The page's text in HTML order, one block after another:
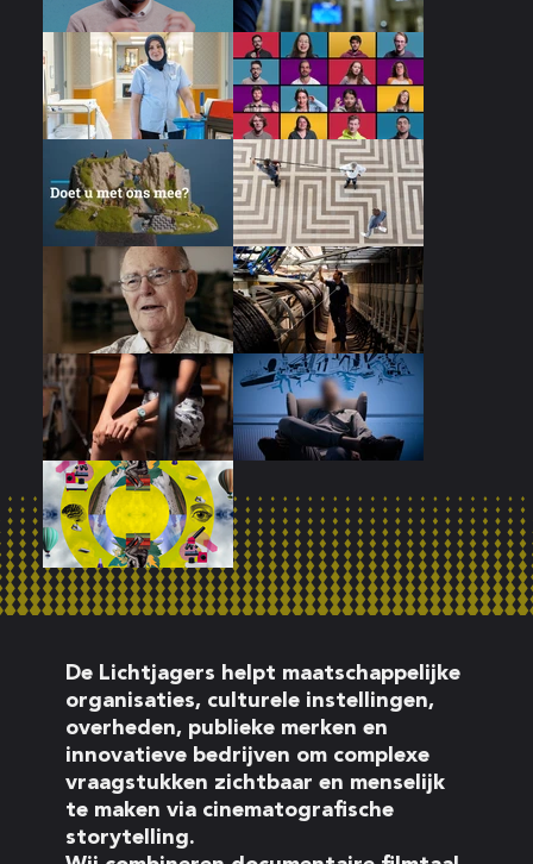
De Lichtjagers helpt maatschappelijke
organisaties, culturele instellingen,
overheden, publieke merken en
innovatieve bedrijven om complexe
vraagstukken zichtbaar en menselijk
te maken via cinematografische
storytelling.